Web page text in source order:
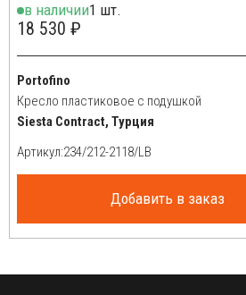
в наличии1 шт.
18 530 ₽
Portofino
Кресло пластиковое с подушкой
Siesta Contract, Турция
Артикул:
Добавить в заказ